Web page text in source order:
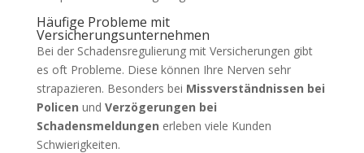
Häufige Probleme mit
Versicherungsunternehmen
Bei der Schadensregulierung mit Versicherungen gibt
es oft Probleme. Diese können Ihre Nerven sehr
strapazieren. Besonders bei Missverständnissen bei
Policen und Verzögerungen bei
Schadensmeldungen erleben viele Kunden
Schwierigkeiten.